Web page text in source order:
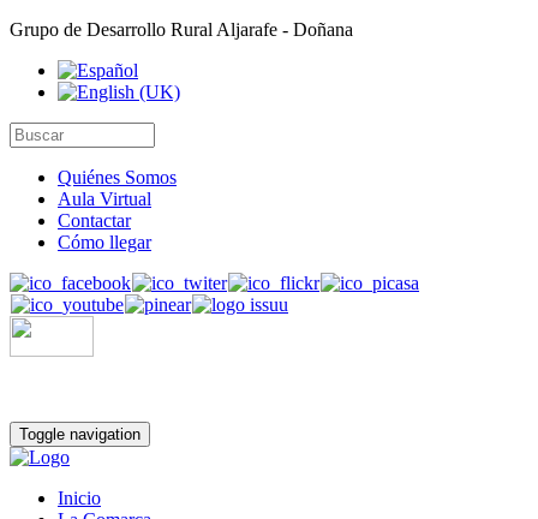
Grupo de Desarrollo Rural Aljarafe - Doñana
Quiénes Somos
Aula Virtual
Contactar
Cómo llegar
Toggle navigation
Inicio